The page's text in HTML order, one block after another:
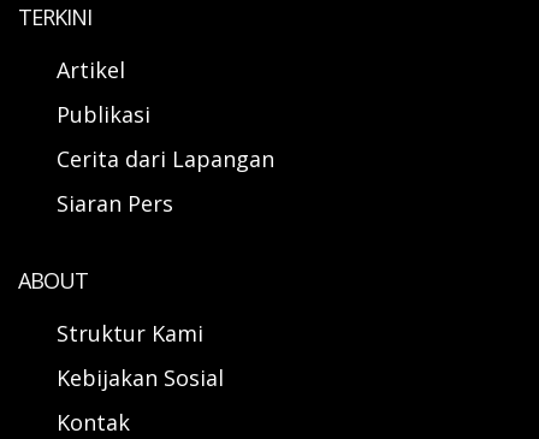
TERKINI
Artikel
Publikasi
Cerita dari Lapangan
Siaran Pers
ABOUT
Struktur Kami
Kebijakan Sosial
Kontak